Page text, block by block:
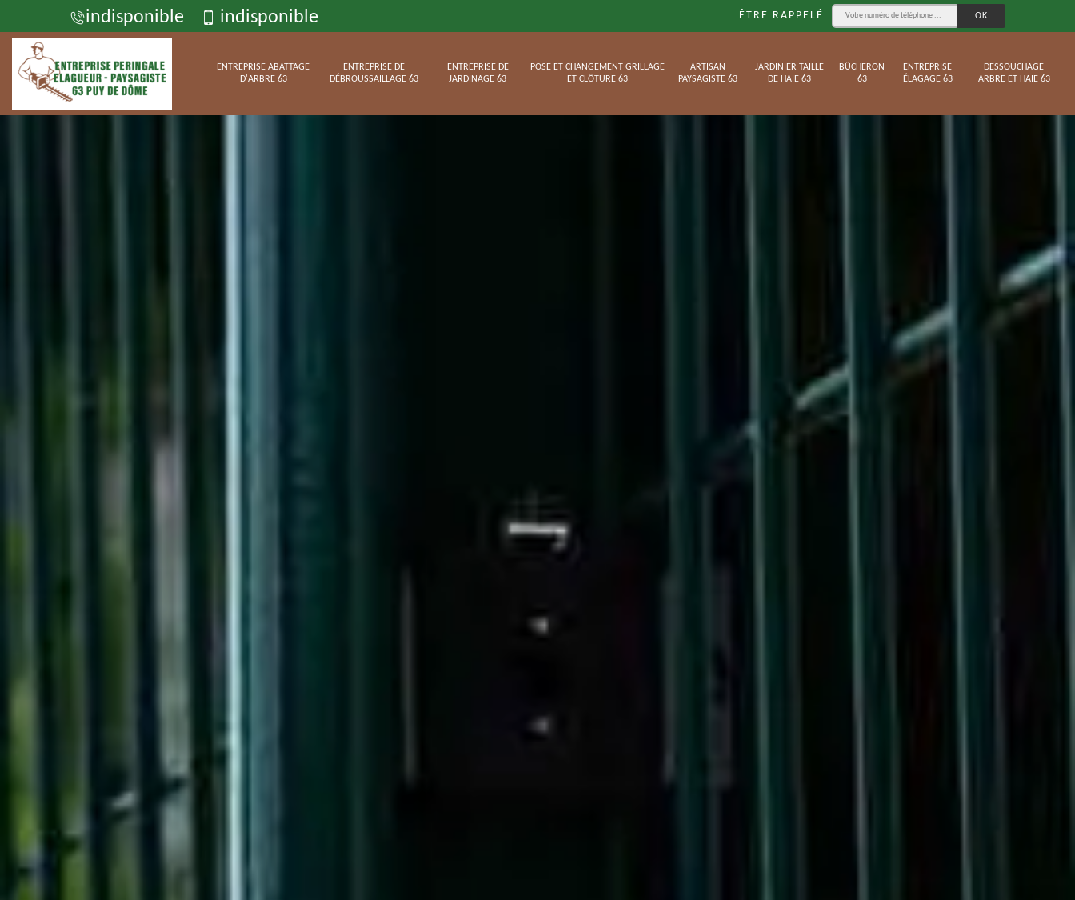
indisponible indisponible ÊTRE RAPPELÉ
ENTREPRISE ABATTAGE
D'ARBRE 63
ENTREPRISE DE
DÉBROUSSAILLAGE 63
ENTREPRISE DE
JARDINAGE 63
POSE ET CHANGEMENT GRILLAGE
ET CLÔTURE 63
ARTISAN
PAYSAGISTE 63
JARDINIER TAILLE
DE HAIE 63
BÛCHERON
63
ENTREPRISE
ÉLAGAGE 63
DESSOUCHAGE
ARBRE ET HAIE 63